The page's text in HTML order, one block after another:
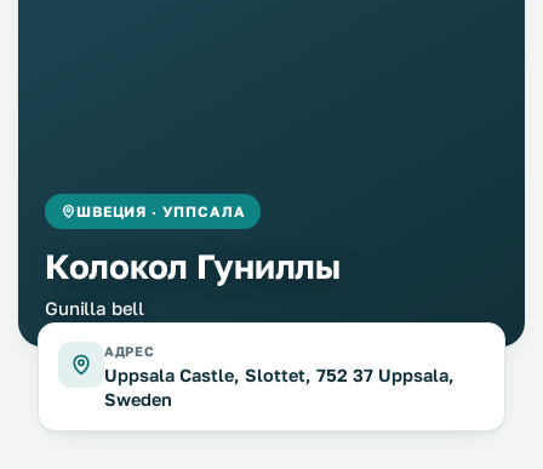
ШВЕЦИЯ · УППСАЛА
Колокол Гуниллы
Gunilla bell
АДРЕС
Uppsala Castle, Slottet, 752 37 Uppsala,
Sweden